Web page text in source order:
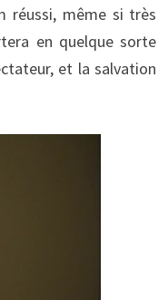
réussi, même si très
en quelque sorte
et la salvation